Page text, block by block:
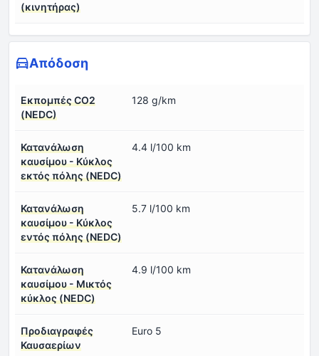
(κινητήρας)
Απόδοση
Εκπομπές CO2
(NEDC)
128 g/km
Κατανάλωση
καυσίμου - Κύκλος
εκτός πόλης (NEDC)
4.4 l/100 km
Κατανάλωση
καυσίμου - Κύκλος
εντός πόλης (NEDC)
5.7 l/100 km
Κατανάλωση
καυσίμου - Μικτός
κύκλος (NEDC)
4.9 l/100 km
Προδιαγραφές
Καυσαερίων
Euro 5